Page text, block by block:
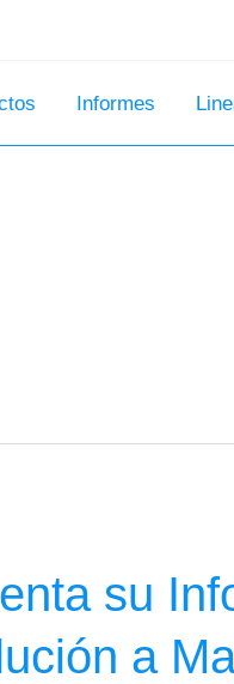
Informes
su
a